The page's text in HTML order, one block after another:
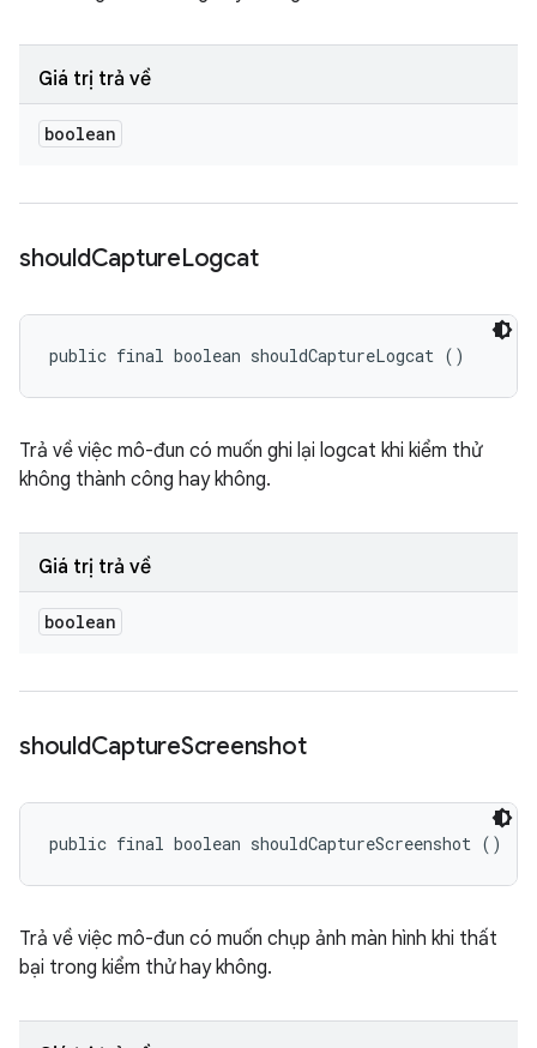
Giá trị trả về
boolean
shouldCaptureLogcat
public final boolean shouldCaptureLogcat ()
Trả về việc mô-đun có muốn ghi lại logcat khi kiểm thử
không thành công hay không.
Giá trị trả về
boolean
shouldCaptureScreenshot
public final boolean shouldCaptureScreenshot ()
Trả về việc mô-đun có muốn chụp ảnh màn hình khi thất
bại trong kiểm thử hay không.